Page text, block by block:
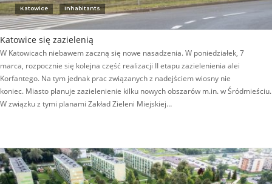
Katowice Inhabitants
Katowice się zazielenią
W Katowicach niebawem zaczną się nowe nasadzenia. W poniedziałek, 7
marca, rozpocznie się kolejna część realizacji II etapu zazielenienia alei
Korfantego. Na tym jednak prac związanych z nadejściem wiosny nie
koniec. Miasto planuje zazielenienie kilku nowych obszarów m.in. w Śródmieściu.
W związku z tymi planami Zakład Zieleni Miejskiej…